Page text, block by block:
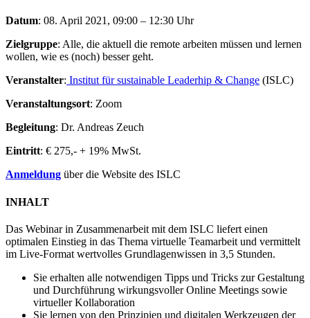
Datum: 08. April 2021, 09:00 – 12:30 Uhr
Zielgruppe: Alle, die aktuell die remote arbeiten müssen und lernen
wollen, wie es (noch) besser geht.
Veranstalter: Institut für sustainable Leaderhip & Change (ISLC)
Veranstaltungsort: Zoom
Begleitung: Dr. Andreas Zeuch
Eintritt: € 275,- + 19% MwSt.
Anmeldung über die Website des ISLC
INHALT
Das Webinar in Zusammenarbeit mit dem ISLC liefert einen
optimalen Einstieg in das Thema virtuelle Teamarbeit und vermittelt
im Live-Format wertvolles Grundlagenwissen in 3,5 Stunden.
Sie erhalten alle notwendigen Tipps und Tricks zur Gestaltung
und Durchführung wirkungsvoller Online Meetings sowie
virtueller Kollaboration
Sie lernen von den Prinzipien und digitalen Werkzeugen der